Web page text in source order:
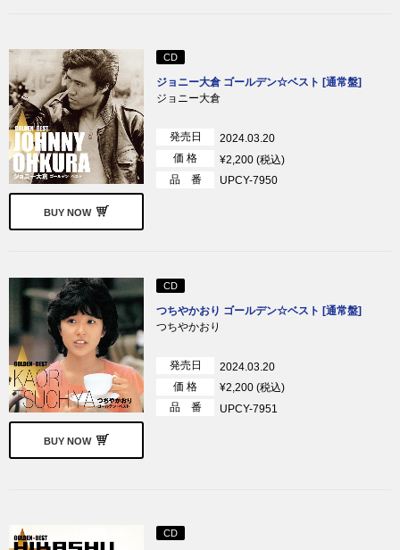
BUY NOW
CD
ジョニー大倉 ゴールデン☆ベスト [通常盤]
ジョニー大倉
発売日
2024.03.20
価 格
¥2,200 (税込)
品 番
UPCY-7950
BUY NOW
CD
つちやかおり ゴールデン☆ベスト [通常盤]
つちやかおり
発売日
2024.03.20
価 格
¥2,200 (税込)
品 番
UPCY-7951
CD